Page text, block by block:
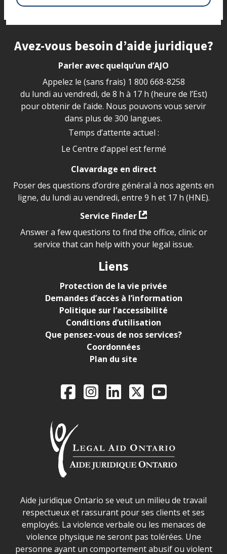
Site footer
Avez-vous besoin d’aide juridique?
Parler avec quelqu’un d’AJO
Appelez le (sans frais) 1 800 668-8258
du lundi au vendredi, de 8 h à 17 h (heure de l’Est)
pour obtenir de l’aide. Nous pouvons vous servir
dans plus de 300 langues.
Temps d’attente actuel :
Le Centre d’appel est fermé
Clavardage en direct
Poser des questions d’ordre général à nos agents en
ligne, du lundi au vendredi, entre 9 h et 17 h (HNE).
Service Finder
Answer a few questions to find the office, clinic or
service that can help with your legal issue.
Liens
Protection de la vie privée
Demandes d’accès à l’information
Politique sur l’accessibilité
Conditions d’utilisation
Que pensez-vous de nos services?
Coordonnées
Plan du site
Legal Aid Ontario
FacebookInstagram
LinkedIn
X YouTube
Déclaration sur la sécurité dans les locaux d'AJO.
Aide juridique Ontario se veut un milieu de travail
respectueux et rassurant pour ses clients et ses
employés. La violence verbale ou les menaces de
violence physique ne seront pas tolérées. Une
personne ayant un comportement abusif ou violent